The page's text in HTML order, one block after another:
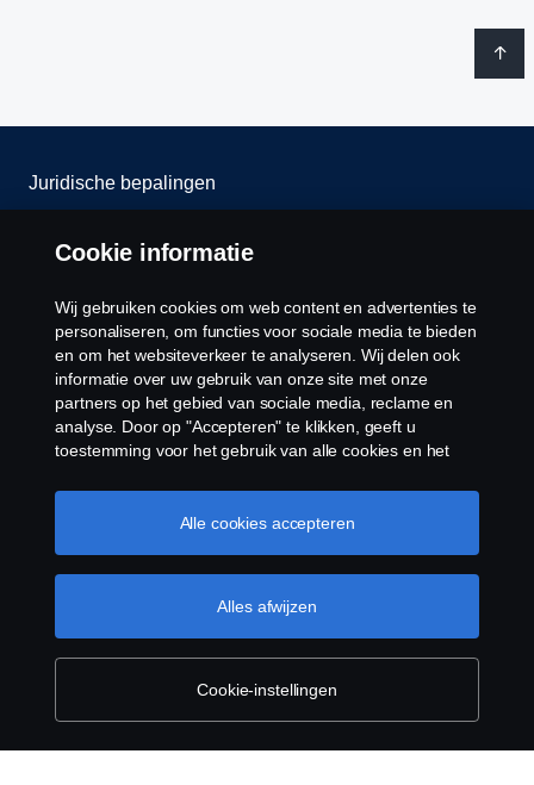
Juridische bepalingen
Privacy verklaring
Contact
Cookie policy
Cookie instellingen
© Copyright Scania 2025 Alle Rechten
Voorbehouden. Scania Production B.V., Tel:
+31(0)38-4977611.
Cookie informatie
Wij gebruiken cookies om web content en advertenties te
personaliseren, om functies voor sociale media te bieden
en om het websiteverkeer te analyseren. Wij delen ook
informatie over uw gebruik van onze site met onze
partners op het gebied van sociale media, reclame en
analyse. Door op "Accepteren" te klikken, geeft u
toestemming voor het gebruik van alle cookies en het
door op "Cookie Instellingen" te klikken en de
categorieën te selecteren die u wilt accepteren. Voor een
Cookie beleid
Cookie-instellingen
Alles afwijzen
Alle cookies accepteren